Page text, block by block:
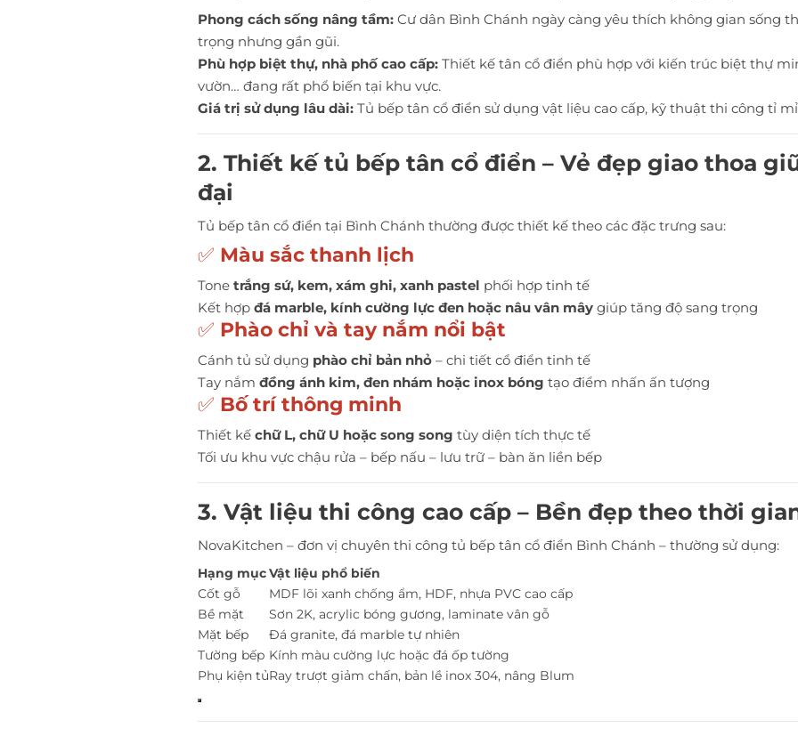
Phong cách sống nâng tầm: Cư dân Bình Chánh ngày càng yêu thích không gian sống
trọng nhưng gần gũi.
Phù hợp biệt thự, nhà phố cao cấp: Thiết kế tân cổ điển phù hợp với kiến trúc biệt thự
vườn… đang rất phổ biến tại khu vực.
Giá trị sử dụng lâu dài: Tủ bếp tân cổ điển sử dụng vật liệu cao cấp, kỹ thuật thi công tỉ
2. Thiết kế tủ bếp tân cổ điển – Vẻ đẹp giao thoa
đại
Tủ bếp tân cổ điển tại Bình Chánh thường được thiết kế theo các đặc trưng sau:
✅ Màu sắc thanh lịch
Tone trắng sứ, kem, xám ghi, xanh pastel phối hợp tinh tế
Kết hợp đá marble, kính cường lực đen hoặc nâu vân mây giúp tăng độ sang trọng
✅ Phào chỉ và tay nắm nổi bật
Cánh tủ sử dụng phào chỉ bản nhỏ – chi tiết cổ điển tinh tế
Tay nắm đồng ánh kim, đen nhám hoặc inox bóng tạo điểm nhấn ấn tượng
✅ Bố trí thông minh
Thiết kế chữ L, chữ U hoặc song song tùy diện tích thực tế
Tối ưu khu vực chậu rửa – bếp nấu – lưu trữ – bàn ăn liền bếp
3. Vật liệu thi công cao cấp – Bền đẹp theo thời
NovaKitchen – đơn vị chuyên thi công tủ bếp tân cổ điển Bình Chánh – thường sử dụng:
Hạng mụcVật liệu phổ biến
Cốt gỗ
MDF lõi xanh chống ẩm, HDF, nhựa PVC cao cấp
Bề mặt
Sơn 2K, acrylic bóng gương, laminate vân gỗ
Mặt bếp
Đá granite, đá marble tự nhiên
Tường bếp Kính màu cường lực hoặc đá ốp tường
Phụ kiện tủRay trượt giảm chấn, bản lề inox 304, nâng Blum